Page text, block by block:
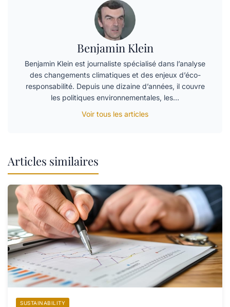
Benjamin Klein
Benjamin Klein est journaliste spécialisé dans l’analyse
des changements climatiques et des enjeux d’éco-
responsabilité. Depuis une dizaine d’années, il couvre
les politiques environnementales, les…
Voir tous les articles
Articles similaires
SUSTAINABILITY